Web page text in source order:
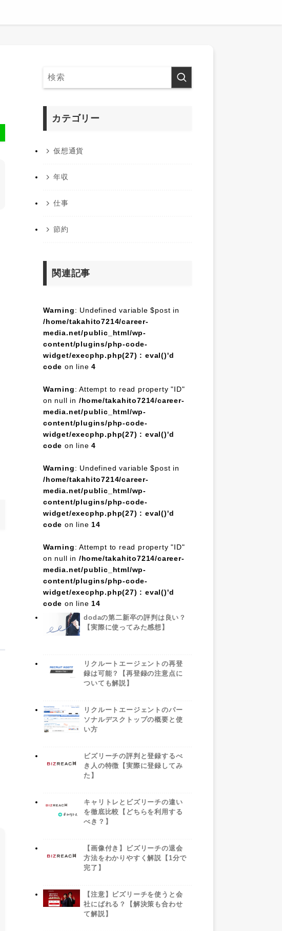
カテゴリー
仮想通貨
年収
仕事
節約
関連記事
Warning: Undefined variable $post in
/home/takahito7214/career-
media.net/public_html/wp-
content/plugins/php-code-
widget/execphp.php(27) : eval()'d
code on line4
Warning: Attempt to read property "ID"
on null in /home/takahito7214/career-
media.net/public_html/wp-
content/plugins/php-code-
widget/execphp.php(27) : eval()'d
code on line4
Warning: Undefined variable $post in
/home/takahito7214/career-
media.net/public_html/wp-
content/plugins/php-code-
widget/execphp.php(27) : eval()'d
code on line 14
Warning: Attempt to read property "ID"
on null in /home/takahito7214/career-
media.net/public_html/wp-
content/plugins/php-code-
widget/execphp.php(27) : eval()'d
code on line 14
dodaの第二新卒の評判は良い？
【実際に使ってみた感想】
リクルートエージェントの再登
録は可能？【再登録の注意点に
ついても解説】
リクルートエージェントのパー
ソナルデスクトップの概要と使
い方
ビズリーチの評判と登録するべ
き人の特徴【実際に登録してみ
た】
キャリトレとビズリーチの違い
を徹底比較【どちらを利用する
べき？】
【画像付き】ビズリーチの退会
方法をわかりやすく解説【1分で
完了】
【注意】ビズリーチを使うと会
社にばれる？【解決策も合わせ
て解説】